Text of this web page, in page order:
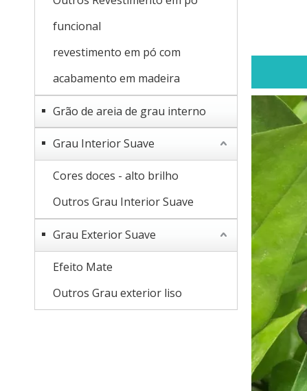
funcional
revestimento em pó com
acabamento em madeira
Grão de areia de grau interno
Grau Interior Suave
Cores doces - alto brilho
Outros Grau Interior Suave
Grau Exterior Suave
Efeito Mate
Outros Grau exterior liso